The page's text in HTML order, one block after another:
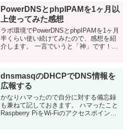
PowerDNSとphpIPAMを1ヶ月以
上使ってみた感想
ラボ環境でPowerDNSとphpIPAMを1ヶ月
半くらい使い続けてみたので、感想を紹
介します。 一言でいうと「神」です！
dnsmasqのDHCPでDNS情報を
広報する
かなりハマったので自分に対する備忘録
も兼ねて記しておきます。 ハマったこと
Raspberry PiをWi-Fiのアクセスポイント